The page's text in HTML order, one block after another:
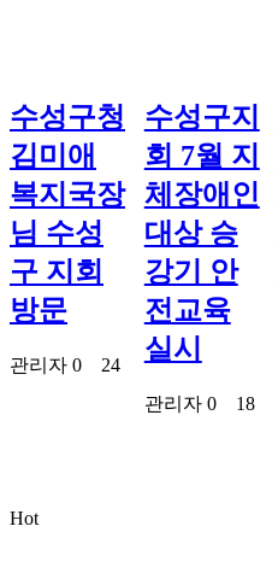
수성구청
김미애
복지국장
님 수성
구 지회
방문
관리자 0 24
수성구지
회 7월 지
체장애인
대상 승
강기 안
전교육
실시
관리자 0 18
Hot